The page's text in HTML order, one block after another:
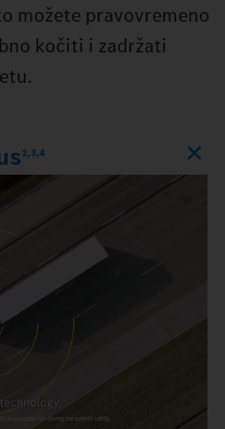
možete pravovremeno
kočiti i zadržati
2,3,4